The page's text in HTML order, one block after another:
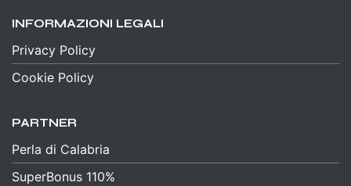
INFORMAZIONI LEGALI
Privacy Policy
Cookie Policy
PARTNER
Perla di Calabria
SuperBonus 110%